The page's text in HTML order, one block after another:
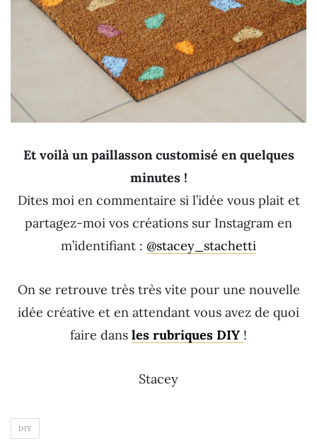
Et voilà un paillasson customisé en quelques
minutes !
Dites moi en commentaire si l’idée vous plait et
partagez-moi vos créations sur Instagram en
m’identifiant : @stacey_stachetti
On se retrouve très très vite pour une nouvelle
idée créative et en attendant vous avez de quoi
faire dans les rubriques DIY !
Stacey
DIY